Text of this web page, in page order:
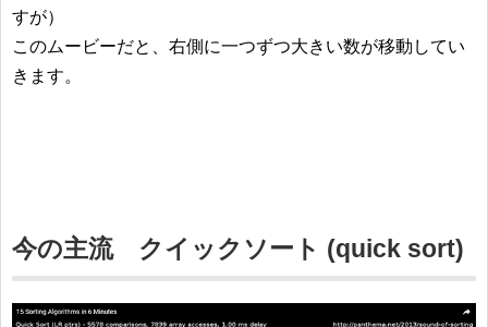
すが）
このムービーだと、右側に一つずつ大きい数が移動してい
きます。
今の主流 クイックソート (quick sort)